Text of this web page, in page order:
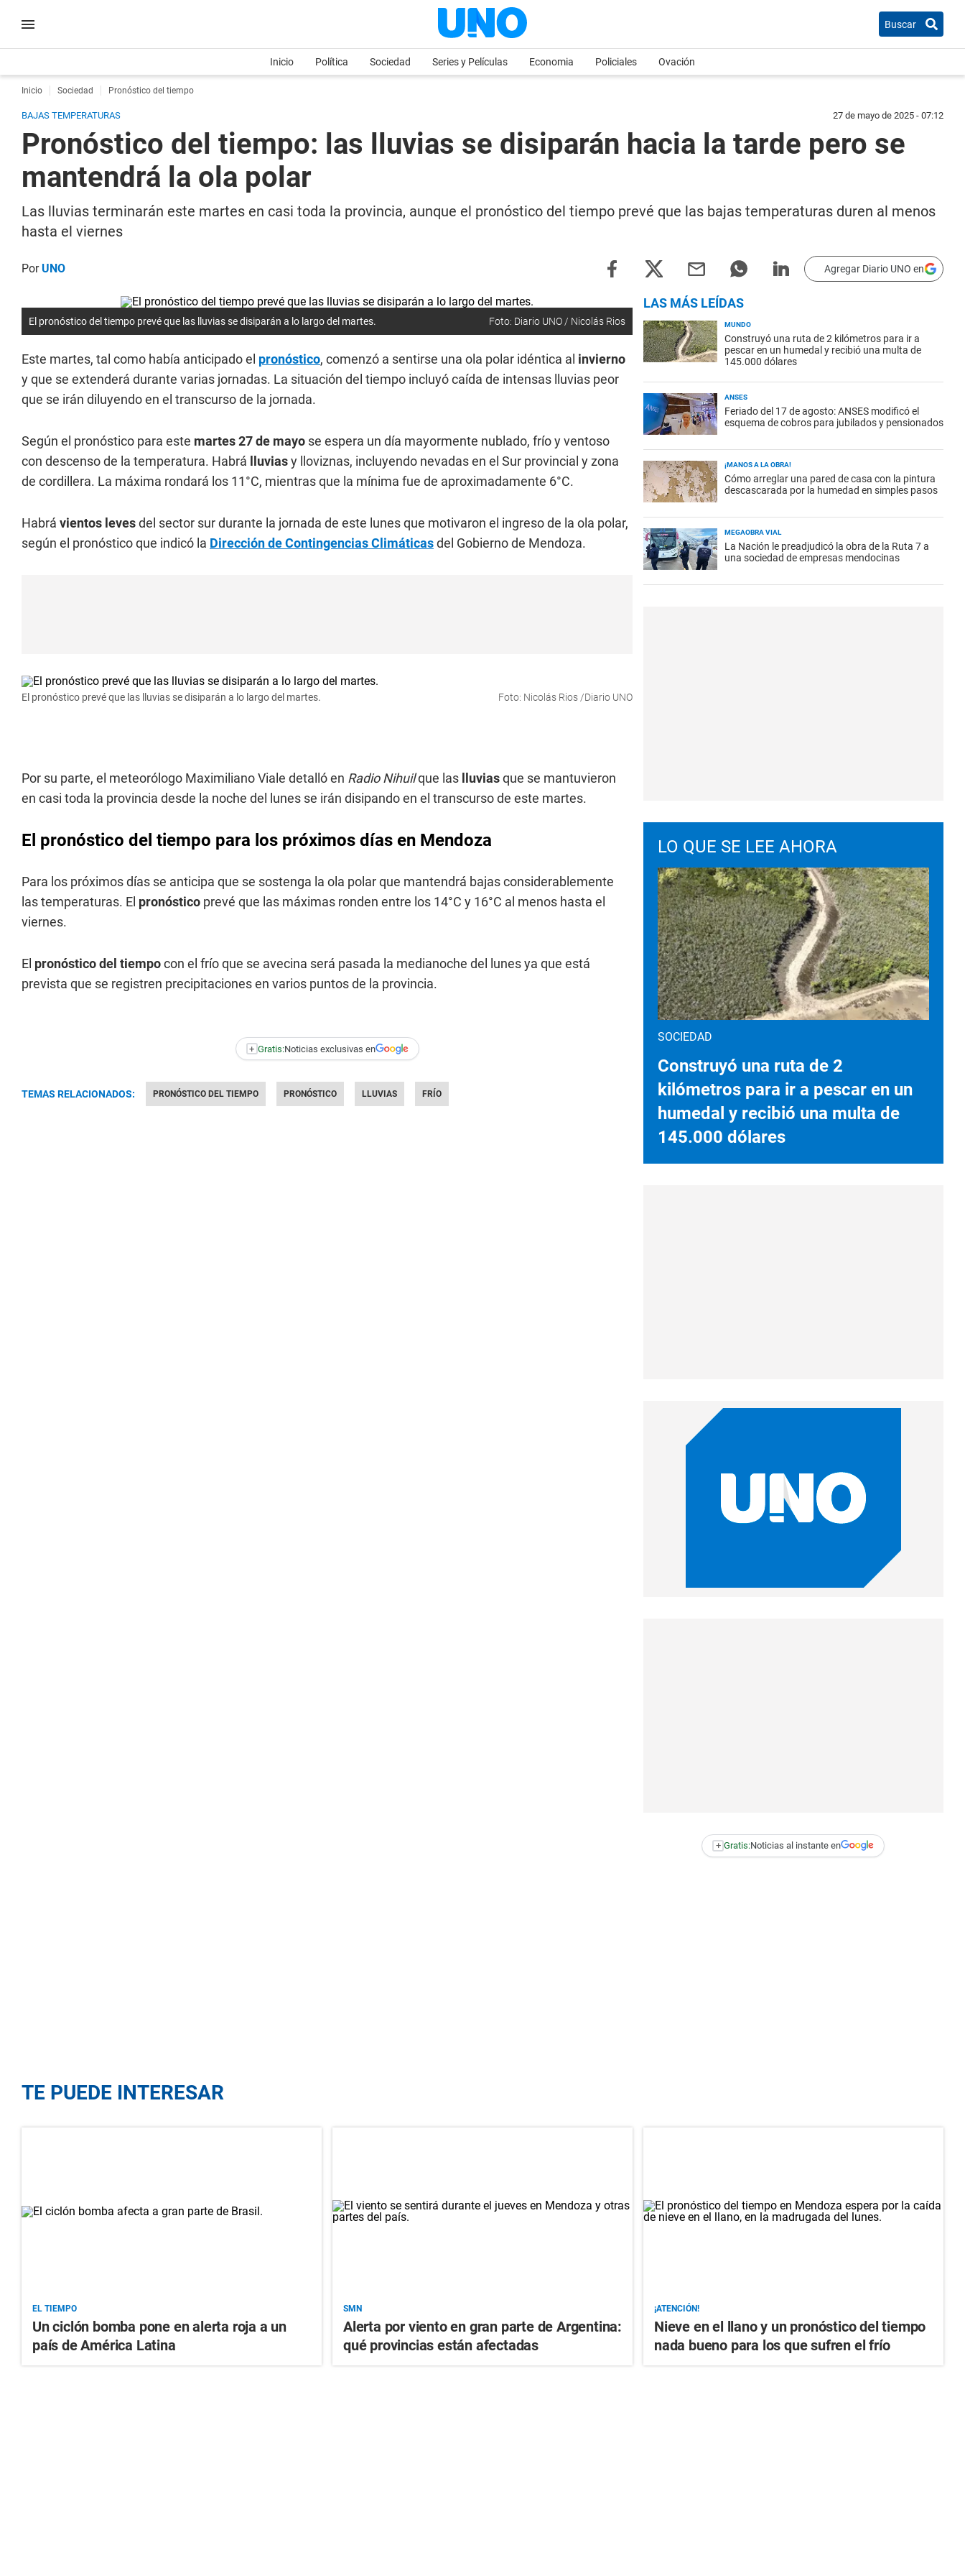
Buscar
Inicio Política Sociedad Series y Películas Economia Policiales Ovación
Inicio Sociedad Pronóstico del tiempo
BAJAS TEMPERATURAS 27 de mayo de 2025 - 07:12
Pronóstico del tiempo: las lluvias se disiparán hacia la tarde pero se
mantendrá la ola polar
Las lluvias terminarán este martes en casi toda la provincia, aunque el pronóstico del tiempo prevé que las bajas temperaturas duren al menos
hasta el viernes
PorUNO Agregar Diario UNO en
El pronóstico del tiempo prevé que las lluvias se disiparán a lo largo del martes. Foto: Diario UNO / Nicolás Rios
Este martes, tal como había anticipado el pronóstico, comenzó a sentirse una ola polar idéntica al invierno
y que se extenderá durante varias jornadas. La situación del tiempo incluyó caída de intensas lluvias peor
que se irán diluyendo en el transcurso de la jornada.
Según el pronóstico para este martes 27 de mayo se espera un día mayormente nublado, frío y ventoso
con descenso de la temperatura. Habrá
lluviasy lloviznas, incluyendo nevadas en el Sur provincial y zona
de cordillera. La máxima rondará los 11°C, mientras que la mínima fue de aproximadamente 6°C.
Habrá vientos levesdel sector sur durante la jornada de este lunes que motivaron el ingreso de la ola polar,
según el pronóstico que indicó la Dirección de Contingencias Climáticasdel Gobierno de Mendoza.
El pronóstico prevé que las lluvias se disiparán a lo largo del martes. Foto: Nicolás Rios /Diario UNO
Por su parte, el meteorólogo Maximiliano Viale detalló en Radio Nihuilque las lluviasque se mantuvieron
en casi toda la provincia desde la noche del lunes se irán disipando en el transcurso de este martes.
El pronóstico del tiempo para los próximos días en Mendoza
Para los próximos días se anticipa que se sostenga la ola polar que mantendrá bajas considerablemente
las temperaturas. El pronóstico prevé que las máximas ronden entre los 14°C y 16°C al menos hasta el
viernes.
El pronóstico del tiempocon el frío que se avecina será pasada la medianoche del lunes ya que está
prevista que se registren precipitaciones en varios puntos de la provincia.
+ Gratis:Noticias exclusivas en
TEMAS RELACIONADOS: PRONÓSTICO DEL TIEMPO PRONÓSTICO LLUVIAS FRÍO
LAS MÁS LEÍDAS
MUNDO
Construyó una ruta de 2 kilómetros para ir a
pescar en un humedal y recibió una multa de
145.000 dólares
ANSES
Feriado del 17 de agosto: ANSES modificó el
esquema de cobros para jubilados y pensionados
¡MANOS A LA OBRA!
Cómo arreglar una pared de casa con la pintura
descascarada por la humedad en simples pasos
MEGAOBRA VIAL
La Nación le preadjudicó la obra de la Ruta 7 a
una sociedad de empresas mendocinas
LO QUE SE LEE AHORA
SOCIEDAD
Construyó una ruta de 2
kilómetros para ir a pescar en un
humedal y recibió una multa de
145.000 dólares
+ Gratis:Noticias al instante en
TE PUEDE INTERESAR
EL TIEMPO
Un ciclón bomba pone en alerta roja a un
país de América Latina
SMN
Alerta por viento en gran parte de Argentina:
qué provincias están afectadas
¡ATENCIÓN!
Nieve en el llano y un pronóstico del tiempo
nada bueno para los que sufren el frío